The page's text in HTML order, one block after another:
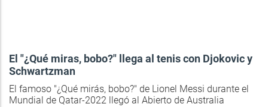
El "¿Qué miras, bobo?" llega al tenis con Djokovic y
Schwartzman
El famoso "¿Qué mirás, bobo?" de Lionel Messi durante el
Mundial de Qatar-2022 llegó al Abierto de Australia